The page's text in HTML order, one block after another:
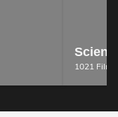
1021 Filme